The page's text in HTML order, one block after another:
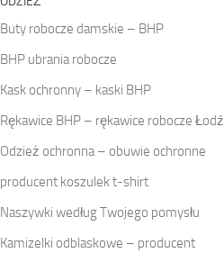
Buty robocze damskie – BHP
BHP ubrania robocze
Kask ochronny – kaski BHP
Rękawice BHP – rękawice robocze Łodź
Odzież ochronna – obuwie ochronne
producent koszulek t-shirt
Naszywki według Twojego pomysłu
Kamizelki odblaskowe – producent